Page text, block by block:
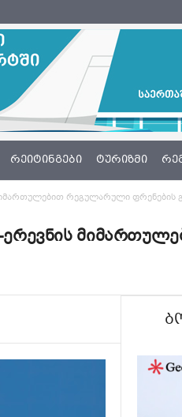
ᲠᲔᲘᲢᲘᲜᲒᲔᲑᲘ ᲢᲣᲠᲘᲖᲛᲘ
მიმართულებით რეგულარული
ერევნის